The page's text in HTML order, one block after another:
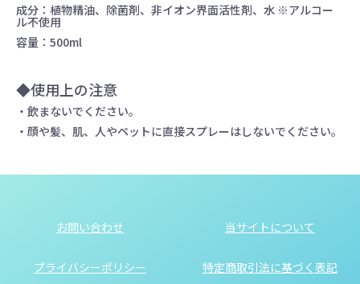
成分：植物精油、除菌剤、非イオン界面活性剤、水 ※アルコー
ル不使用
容量：500ml
◆使用上の注意
・飲まないでください。
・顔や髪、肌、人やペットに直接スプレーはしないでください。
お問い合わせ 当サイトについて
プライバシーポリシー 特定商取引法に基づく表記